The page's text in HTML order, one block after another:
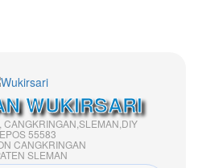
WUKIRSARI
CANGKRINGAN,SLEMAN,DIY
55583
CANGKRINGAN
SLEMAN